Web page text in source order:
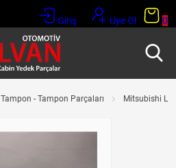
Giriş Üye Ol 0
Tampon - Tampon Parçaları Mitsubishi